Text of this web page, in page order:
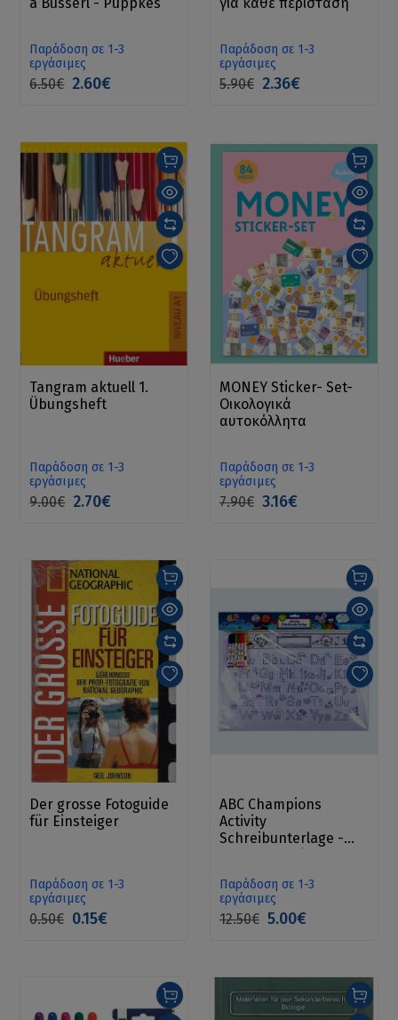
a Busserl - Püppkes
Παράδοση σε 1-3
εργάσιμες
6.50€ 2.60€
για κάθε περίσταση
Παράδοση σε 1-3
εργάσιμες
5.90€ 2.36€
Tangram aktuell 1.
Übungsheft
Παράδοση σε 1-3
εργάσιμες
9.00€ 2.70€
MONEY Sticker- Set-
Οικολογικά
αυτοκόλλητα
Παράδοση σε 1-3
εργάσιμες
7.90€ 3.16€
Der grosse Fotoguide
für Einsteiger
Παράδοση σε 1-3
εργάσιμες
0.50€ 0.15€
ABC Champions
Activity
Schreibunterlage -
δραστηριοτήτων Α3
Παράδοση σε 1-3
εργάσιμες
12.50€ 5.00€